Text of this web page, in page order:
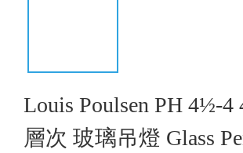
Louis Poulsen PH 4½-4
層次 玻璃吊燈 Glass